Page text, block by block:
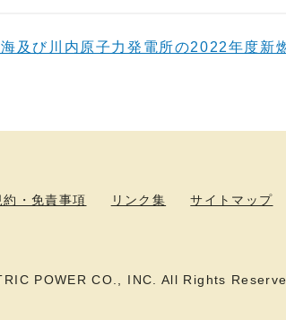
及び川内原子力発電所の2022年度新
約・免責事項 リンク集 サイトマップ
POWER CO., INC. All Rights